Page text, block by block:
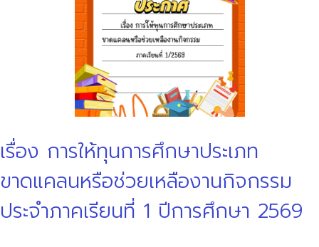
เรื่อง การให้ทุนการศึกษาประเภท
ขาดแคลนหรือช่วยเหลืองานกิจกรรม
ประจำภาคเรียนที่ 1 ปีการศึกษา 2569